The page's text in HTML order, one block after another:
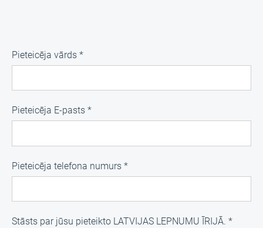
Pieteicēja vārds *
Pieteicēja E-pasts *
Pieteicēja telefona numurs *
Stāsts par jūsu pieteikto LATVIJAS LEPNUMU ĪRIJĀ. *